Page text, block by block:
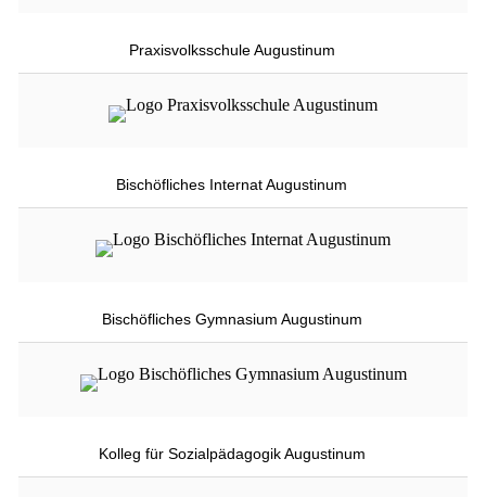
Praxisvolksschule Augustinum
Bischöfliches Internat Augustinum
Bischöfliches Gymnasium Augustinum
Kolleg für Sozialpädagogik Augustinum